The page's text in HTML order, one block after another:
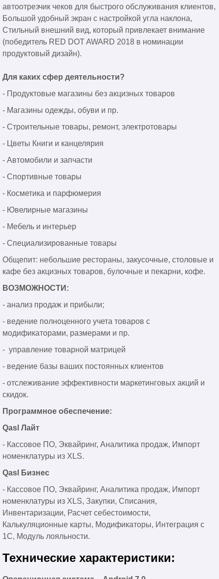
автоотрезчик чеков для быстрого обслуживания клиентов,
Большой удобный экран с настройкой угла наклона,
Стильный внешний вид, который привлекает внимание
(победитель RED DOT AWARD 2018 в номинации
продуктовый дизайн).
Для каких сфер деятельности?
- Продуктовые магазины без акцизных товаров
- Магазины одежды, обуви и пр.
- Строительные товары, ремонт, электротовары
- Цветы Книги и канцелярия
- Автомобили и запчасти
- Спортивные товары
- Косметика и парфюмерия
- Ювелирные магазины
- Мебель и интерьер
- Специализированные товары
Общепит: небольшие рестораны, закусочные, столовые и
кафе без акцизных товаров, булочные и пекарни, кофе.
ВОЗМОЖНОСТИ:
- анализ продаж и прибыли;
- ведение полноценного учета товаров с
модификаторами, размерами и пр.
- управление товарной матрицей
- ведение базы ваших постоянных клиентов
- отслеживание эффективности маркетинговых акций и
скидок.
Программное обеспечение:
Qasl Лайт
- Кассовое ПО, Эквайринг, Аналитика продаж, Импорт
номенклатуры из XLS.
Qasl Бизнес
- Кассовое ПО, Эквайринг, Аналитика продаж, Импорт
номенклатуры из XLS, Закупки, Списания,
Инвентаризации, Расчет себестоимости,
Калькуляционные карты, Модификаторы, Интеграция с
1С, Модуль лояльности.
Технические характеристики: